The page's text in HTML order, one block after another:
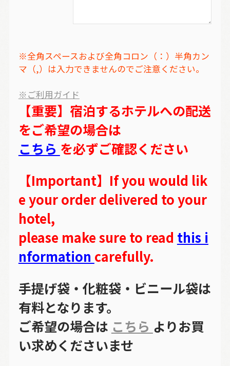
※全角スペースおよび全角コロン（：）半角カン
マ（,）は入力できませんのでご注意ください。
※ご利用ガイド
【重要】宿泊するホテルへの配送
をご希望の場合は
こちら を必ずご確認ください
【Important】If you would lik
e your order delivered to your
hotel,
please make sure to read this i
nformation carefully.
手提げ袋・化粧袋・ビニール袋は
有料となります。
ご希望の場合は こちら よりお買
い求めくださいませ